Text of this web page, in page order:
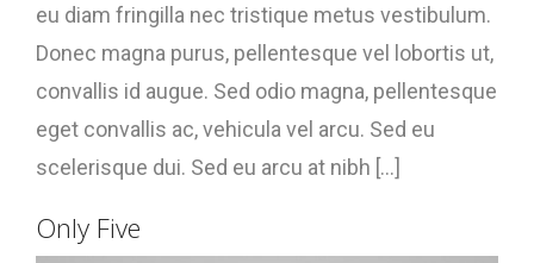
eu diam fringilla nec tristique metus vestibulum.
Donec magna purus, pellentesque vel lobortis ut,
convallis id augue. Sed odio magna, pellentesque
eget convallis ac, vehicula vel arcu. Sed eu
scelerisque dui. Sed eu arcu at nibh [...]
Only Five